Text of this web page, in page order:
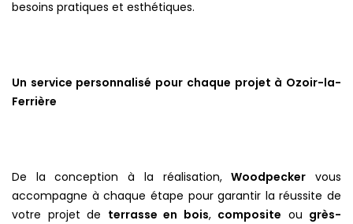
besoins pratiques et esthétiques.
Un service personnalisé pour chaque projet à Ozoir-la-
Ferrière
De la conception à la réalisation,Woodpecker vous
accompagne à chaque étape pour garantir la réussite de
votre projet de terrasse en bois, composite ou grès-